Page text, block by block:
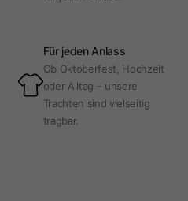
Für jeden Anlass
Ob Oktoberfest, Hochzeit
oder Alltag – unsere
Trachten sind vielseitig
tragbar.